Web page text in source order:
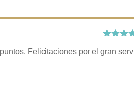
con 5
Felicitaciones por el gran